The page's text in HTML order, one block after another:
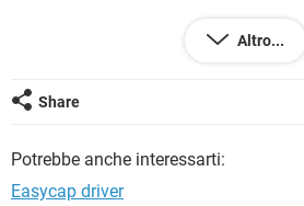
USB\VID_064E&PID_C107&MI_00
DESCRIZIONE
HP webcam
Altro...
Share
Potrebbe anche interessarti:
Easycap driver